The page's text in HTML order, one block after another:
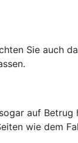
Sie auch
auf Betrug
wie dem